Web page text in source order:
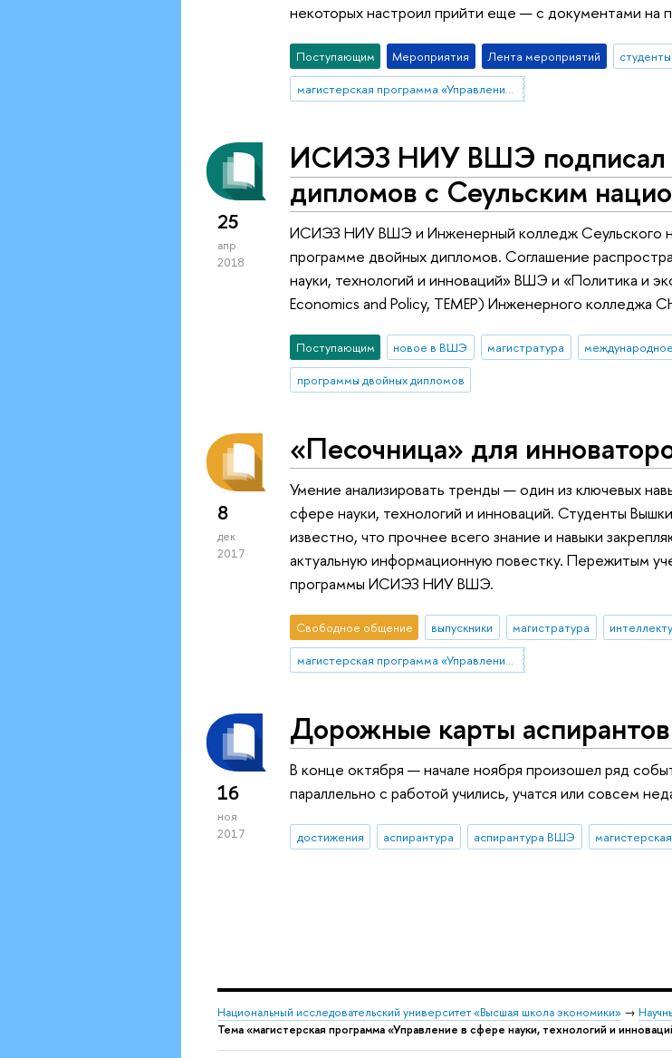
некоторых настроил прийти еще — с документами на
Поступающим Мероприятия Лента мероприятий студенты
магистерская программа «Управление в сфере науки, технологий и инноваций»
25
апр
2018
ИСИЭЗ НИУ ВШЭ подписал
дипломов с Сеульским
ИСИЭЗ НИУ ВШЭ и Инженерный колледж Сеульского
программе двойных дипломов. Соглашение
науки, технологий и инноваций» ВШЭ и «Политика и
Economics and Policy, TEMEP) Инженерного колледжа
Поступающим новое в ВШЭ магистратура
программы двойных дипломов
8
дек
2017
«Песочница» для
Умение анализировать тренды — один из ключевых
сфере науки, технологий и инноваций. Студенты
известно, что прочнее всего знание и навыки
актуальную информационную повестку. Пережитым
программы ИСИЭЗ НИУ ВШЭ.
Свободное общение выпускники магистратура
магистерская программа «Управление в сфере науки, технологий и инноваций»
16
ноя
2017
Дорожные карты
В конце октября — начале ноября произошел ряд
параллельно с работой учились, учатся или совсем
достижения аспирантура аспирантура ВШЭ
Национальный исследовательский университет «Высшая школа экономики» →
Тема «магистерская программа «Управление в сфере науки, технологий и